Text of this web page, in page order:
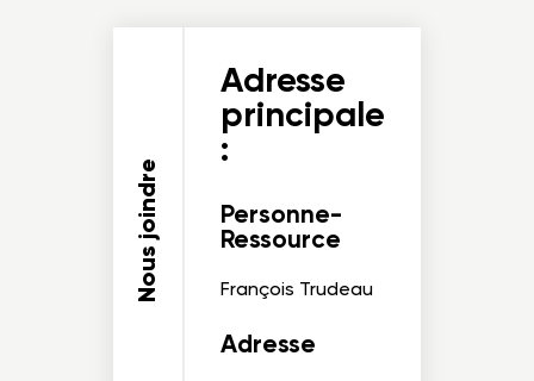
Nous joindre
Adresse
principale
:
Personne-
Ressource
François Trudeau
Adresse